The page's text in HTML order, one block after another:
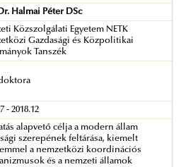
Halmai Péter DSc
Közszolgálati Egyetem NETK
Gazdasági és Közpolitikai
Tanszék
- 2018.12
alapvető célja a modern állam
szerepének feltárása, kiemelt
a nemzetközi koordinációs
és a nemzeti államok